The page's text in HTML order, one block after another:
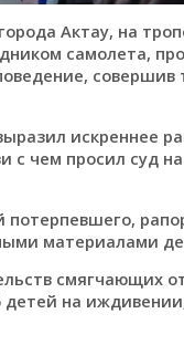
Актау, на
самолета,
искреннее
чем просил суд
материалами
смягчающих
детей на